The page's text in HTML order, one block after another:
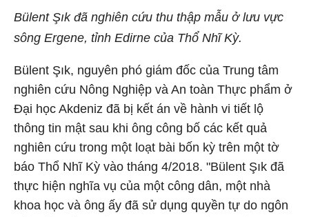
Bülent Şık đã nghiên cứu thu thập mẫu ở lưu vực
sông Ergene, tỉnh Edirne của Thổ Nhĩ Kỳ.
Bülent Şık, nguyên phó giám đốc của Trung tâm
nghiên cứu Nông Nghiệp và An toàn Thực phẩm ở
Đại học Akdeniz đã bị kết án về hành vi tiết lộ
thông tin mật sau khi ông công bố các kết quả
nghiên cứu trong một loạt bài bốn kỳ trên một tờ
báo Thổ Nhĩ Kỳ vào tháng 4/2018. "Bülent Şık đã
thực hiện nghĩa vụ của một công dân, một nhà
khoa học và ông ấy đã sử dụng quyền tự do ngôn